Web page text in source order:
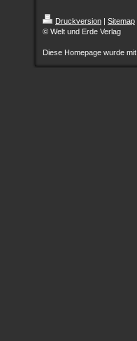
Druckversion | Sitemap
© Welt und Erde Verlag
Diese Homepage wurde mit